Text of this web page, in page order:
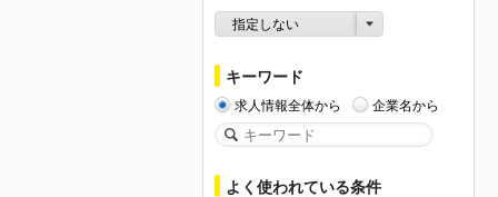
指定しない
キーワード
求人情報全体から 企業名から
よく使われている条件